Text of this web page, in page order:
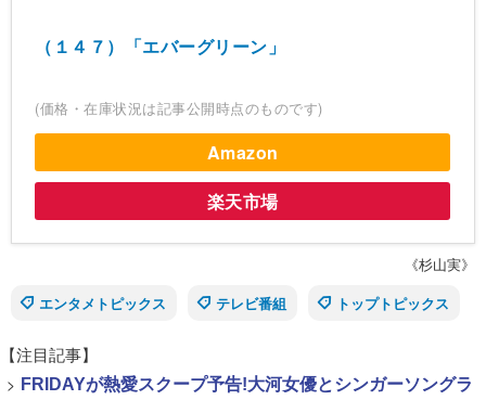
（１４７）「エバーグリーン」
(価格・在庫状況は記事公開時点のものです)
Amazon
楽天市場
《杉山実》
エンタメトピックス
テレビ番組 トップトピックス
【注目記事】
> FRIDAYが熱愛スクープ予告!大河女優とシンガーソングラ